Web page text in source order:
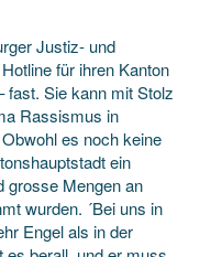
Justiz- und
für ihren Kanton
fast. Sie kann mit Stolz
Rassismus in
es noch keine
ein
grosse Mengen an
wurden. ´Bei uns in
Engel als in der